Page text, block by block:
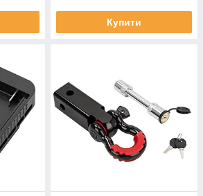
Купити